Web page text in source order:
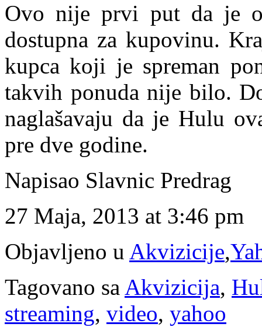
Ovo nije prvi put da je
dostupna za kupovinu.
kupca koji je spreman
takvih ponuda nije bilo.
naglašavaju da je Hulu
pre dve godine.
Napisao Slavnic Predrag
27 Maja, 2013 at 3:46 pm
Objavljeno u Akvizicije,
Tagovano sa Akvizicija,
streaming, video, yahoo